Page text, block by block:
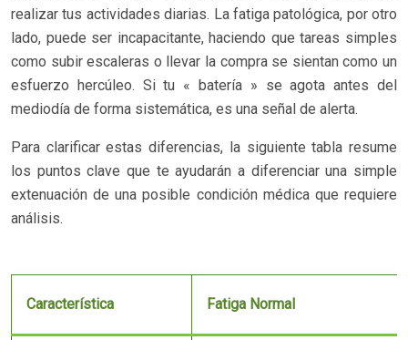
realizar tus actividades diarias. La fatiga patológica, por otro
lado, puede ser incapacitante, haciendo que tareas simples
como subir escaleras o llevar la compra se sientan como un
esfuerzo hercúleo. Si tu « batería » se agota antes del
mediodía de forma sistemática, es una señal de alerta.
Para clarificar estas diferencias, la siguiente tabla resume
los puntos clave que te ayudarán a diferenciar una simple
extenuación de una posible condición médica que requiere
análisis.
Característica Fatiga Normal